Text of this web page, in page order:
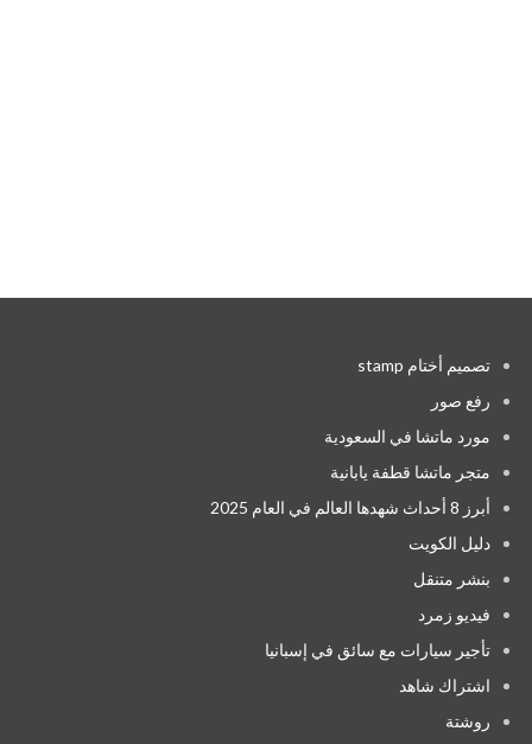
تصميم أختام stamp
رفع صور
مورد ماتشا في السعودية
متجر ماتشا قطفة يابانية
أبرز 8 أحداث شهدها العالم في العام 2025
دليل الكويت
بنشر متنقل
فيديو زمرد
تأجير سيارات مع سائق في إسبانيا
اشتراك شاهد
روشتة